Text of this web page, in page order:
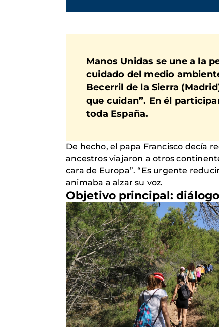
Manos Unidas se une a la
cuidado del medio
Becerril de la Sierra
que cuidan”. En él
toda España.
De hecho, el papa Francisco decía
ancestros viajaron a otros
cara de Europa”. “Es urgente
animaba a alzar su voz.
Objetivo principal: